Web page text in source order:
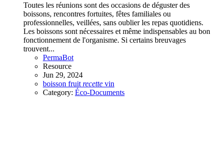
Toutes les réunions sont des occasions de déguster des
boissons, rencontres fortuites, fêtes familiales ou
professionnelles, veillées, sans oublier les repas quotidiens.
Les boissons sont nécessaires et même indispensables au bon
fonctionnement de l'organisme. Si certains breuvages
trouvent...
PermaBot
Resource
Jun 29, 2024
boisson fruit recette vin
Category: Éco-Documents